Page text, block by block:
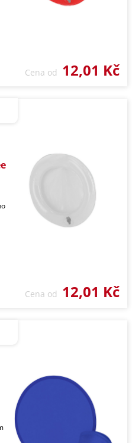
Cena od 12,01 Kč
Cena od 12,01 Kč